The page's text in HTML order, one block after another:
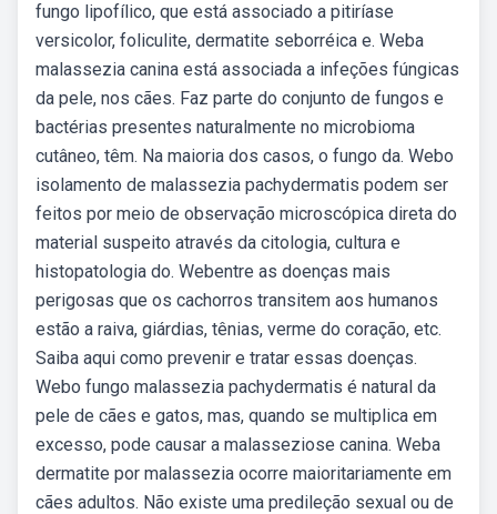
fungo lipofílico, que está associado a pitiríase
versicolor, foliculite, dermatite seborréica e. Weba
malassezia canina está associada a infeções fúngicas
da pele, nos cães. Faz parte do conjunto de fungos e
bactérias presentes naturalmente no microbioma
cutâneo, têm. Na maioria dos casos, o fungo da. Webo
isolamento de malassezia pachydermatis podem ser
feitos por meio de observação microscópica direta do
material suspeito através da citologia, cultura e
histopatologia do. Webentre as doenças mais
perigosas que os cachorros transitem aos humanos
estão a raiva, giárdias, tênias, verme do coração, etc.
Saiba aqui como prevenir e tratar essas doenças.
Webo fungo malassezia pachydermatis é natural da
pele de cães e gatos, mas, quando se multiplica em
excesso, pode causar a malasseziose canina. Weba
dermatite por malassezia ocorre maioritariamente em
cães adultos. Não existe uma predileção sexual ou de